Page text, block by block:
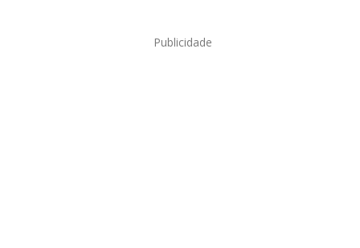
Publicidade